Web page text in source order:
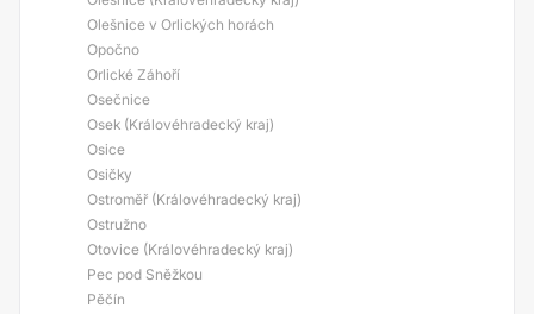
Olešnice v Orlických horách
Opočno
Orlické Záhoří
Osečnice
Osek (Královéhradecký kraj)
Osice
Osičky
Ostroměř (Královéhradecký kraj)
Ostružno
Otovice (Královéhradecký kraj)
Pec pod Sněžkou
Pěčín